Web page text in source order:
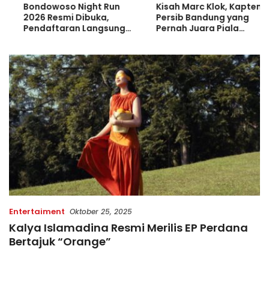
Bondowoso Night Run
2026 Resmi Dibuka,
Pendaftaran Langsung
Kisah Marc Klok, Kapten
Persib Bandung yang
Pernah Juara Piala
Entertaiment Oktober 25, 2025
Kalya Islamadina Resmi Merilis EP Perdana
Bertajuk “Orange”